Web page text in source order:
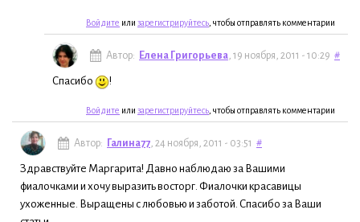
Войдите или зарегистрируйтесь , чтобы отправлять комментарии
Автор: Елена Григорьева , 19 ноября, 2011 - 10:29 #
Спасибо !
Войдите или зарегистрируйтесь , чтобы отправлять комментарии
Автор: Галина77 , 24 ноября, 2011 - 03:51 #
Здравствуйте Маргарита! Давно наблюдаю за Вашими
фиалочками и хочу выразить восторг. Фиалочки красавицы
ухоженные. Выращены с любовью и заботой. Спасибо за Ваши